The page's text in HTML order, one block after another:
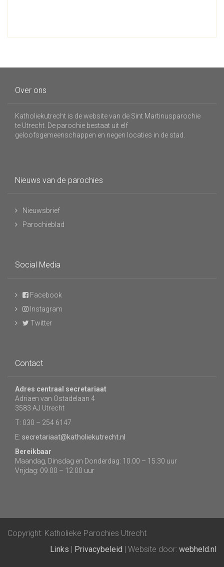
Over ons
Katholiekutrecht is de website van de Sint Martinusparochie
te Utrecht. De parochie bestaat uit elf
geloofsgemeenschappen en negen locaties in de stad.
Nieuws van de parochies
Nieuwsbrief
Parochieblad
Social Media
Facebook
Instagram
Twitter
Contact
Adres centraal secretariaat
Adriaen van Ostadelaan 4
3583 AJ Utrecht
T: 030 – 254 6147
E: secretariaat@katholiekutrecht.nl
Bereikbaar
Maandag, Dinsdag en Donderdag: 10.00 – 15.30 uur
Vrijdag: 09.00 – 12.00 uur
Copyright: Katholieke Parochies Utrecht
Links | Privacybeleid | Website door: webheld.nl